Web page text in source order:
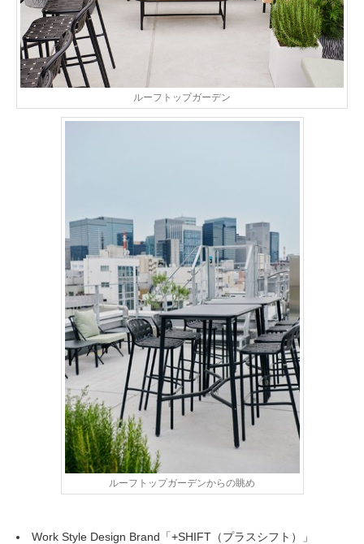
ルーフトップガーデン
ルーフトップガーデンからの眺め
Work Style Design Brand「+SHIFT（プラスシフト）」